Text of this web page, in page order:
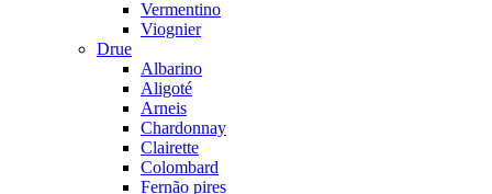
Vermentino
Viognier
Drue
Albarino
Aligoté
Arneis
Chardonnay
Clairette
Colombard
Fernão pires